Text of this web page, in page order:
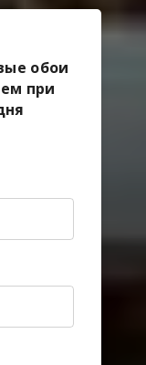
обои
при